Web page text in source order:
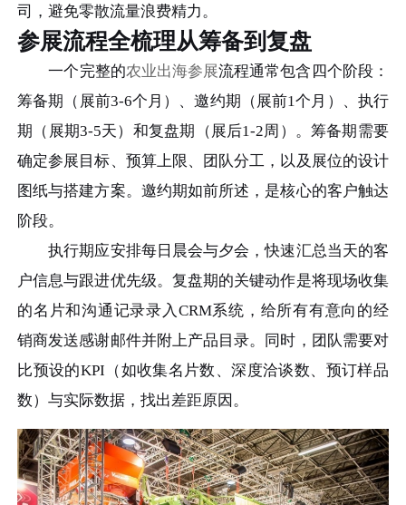
司，避免零散流量浪费精力。
参展流程全梳理从筹备到复盘
一个完整的农业出海参展流程通常包含四个阶段：
筹备期（展前3-6个月）、邀约期（展前1个月）、执行
期（展期3-5天）和复盘期（展后1-2周）。筹备期需要
确定参展目标、预算上限、团队分工，以及展位的设计
图纸与搭建方案。邀约期如前所述，是核心的客户触达
阶段。
执行期应安排每日晨会与夕会，快速汇总当天的客
户信息与跟进优先级。复盘期的关键动作是将现场收集
的名片和沟通记录录入CRM系统，给所有有意向的经
销商发送感谢邮件并附上产品目录。同时，团队需要对
比预设的KPI（如收集名片数、深度洽谈数、预订样品
数）与实际数据，找出差距原因。